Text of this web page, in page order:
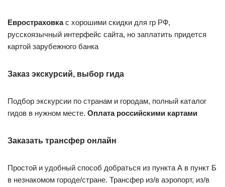
Евростраховкас хорошими скидки для гр РФ,
русскоязычный интерфейс сайта, но заплатить придется
картой зарубежного банка
Заказ экскурсий, выбор гида
Подбор экскурсии по странам и городам, полный каталог
гидов в нужном месте. Оплата российскими картами
Заказать трансфер онлайн
Простой и удобный способ добраться из пункта А в пункт Б
в незнакомом городе/стране. Трансфер из/в аэропорт, из/в